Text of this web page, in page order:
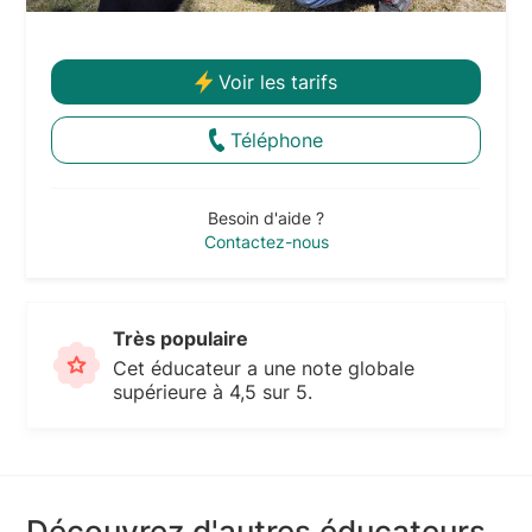
Voir les tarifs
Téléphone
Besoin d'aide ?
Contactez-nous
Très populaire
Cet éducateur a une note globale
supérieure à 4,5 sur 5.